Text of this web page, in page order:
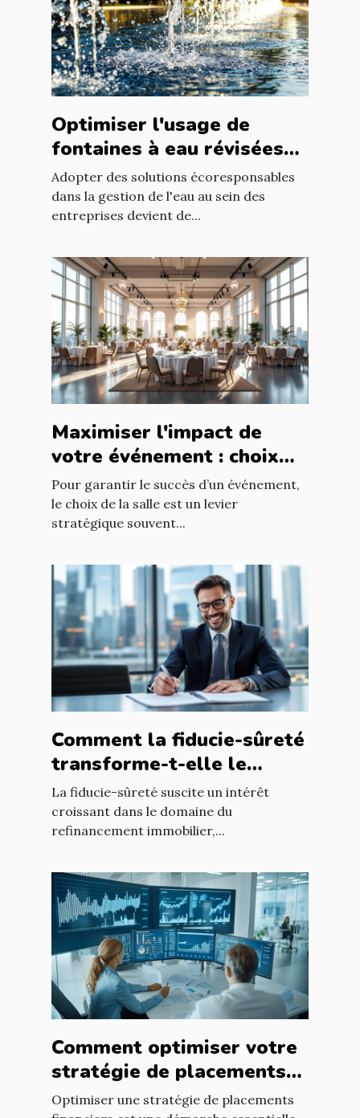
Optimiser l'usage de
fontaines à eau révisées
pour économies durables
Adopter des solutions écoresponsables
dans la gestion de l'eau au sein des
entreprises devient de...
Maximiser l'impact de
votre événement : choix
stratégique de la salle
Pour garantir le succès d’un événement,
le choix de la salle est un levier
stratégique souvent...
Comment la fiducie-sûreté
transforme-t-elle le
refinancement immobilier
?
La fiducie-sûreté suscite un intérêt
croissant dans le domaine du
refinancement immobilier,...
Comment optimiser votre
stratégie de placements
financiers ?
Optimiser une stratégie de placements